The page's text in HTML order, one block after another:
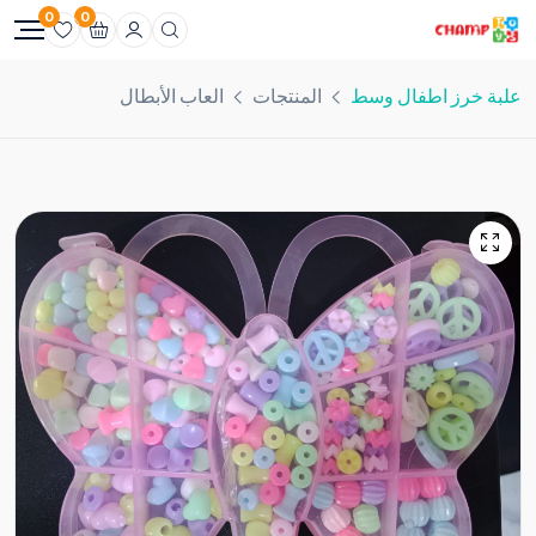
0
0
علبة خرز اطفال وسط المنتجات العاب الأبطال